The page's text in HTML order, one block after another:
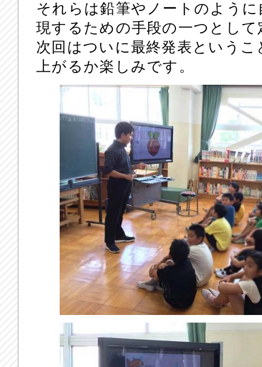
それらは鉛筆やノートのよう
現するための手段の一つとし
次回はついに最終発表という
上がるか楽しみです。